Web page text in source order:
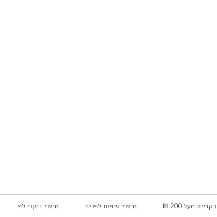
מעל 200 ₪ מוצרי טיפוח לפנים מוצרי ניקוי לפנים